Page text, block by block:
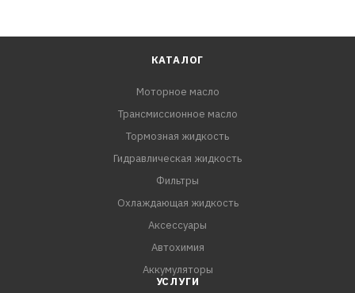
КАТАЛОГ
Моторное масло
Трансмиссионное масло
Тормозная жидкость
Гидравлическая жидкость
Фильтры
Охлаждающая жидкость
Аксессуары
Автохимия
Аккумуляторы
УСЛУГИ